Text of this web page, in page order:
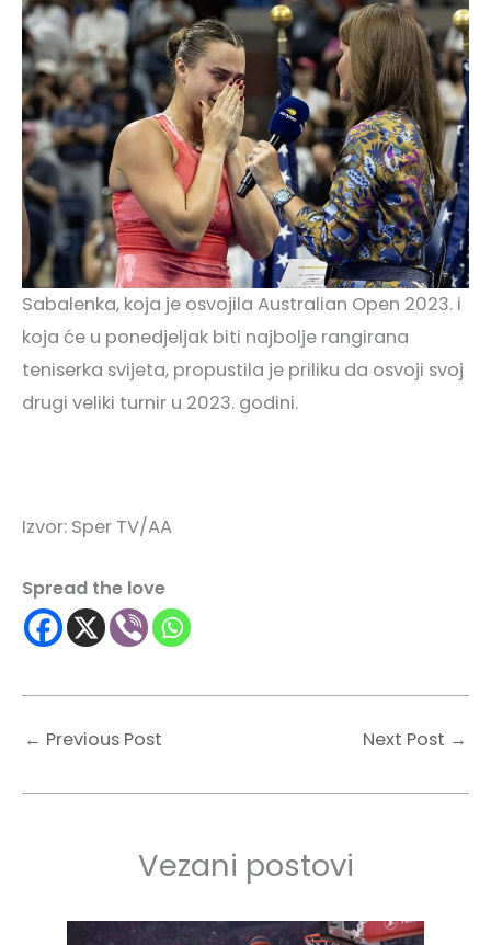
Sabalenka, koja je osvojila Australian Open 2023. i
koja će u ponedjeljak biti najbolje rangirana
teniserka svijeta, propustila je priliku da osvoji svoj
drugi veliki turnir u 2023. godini.
Izvor: Sper TV/AA
Spread the love
← Previous Post Next Post →
Vezani postovi